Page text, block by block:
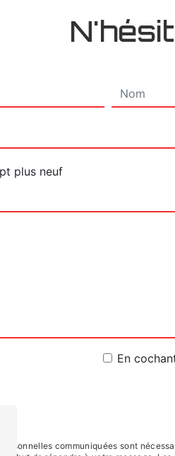
plus neuf
En
communiquées sont